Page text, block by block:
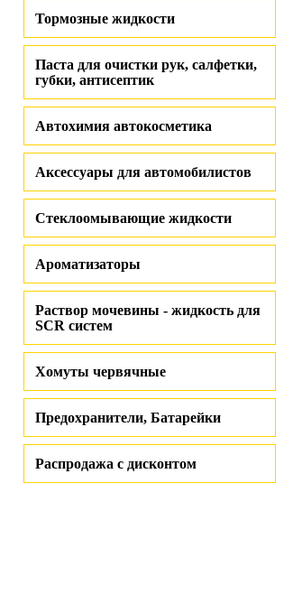
Тормозные жидкости
Паста для очистки рук, салфетки,
губки, антисептик
Автохимия автокосметика
Аксессуары для автомобилистов
Стеклоомывающие жидкости
Ароматизаторы
Раствор мочевины - жидкость для
SCR систем
Хомуты червячные
Предохранители, Батарейки
Распродажа с дисконтом